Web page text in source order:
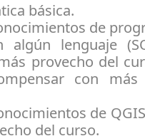
básica.
de
algún lenguaje
provecho del
con
de
del curso.